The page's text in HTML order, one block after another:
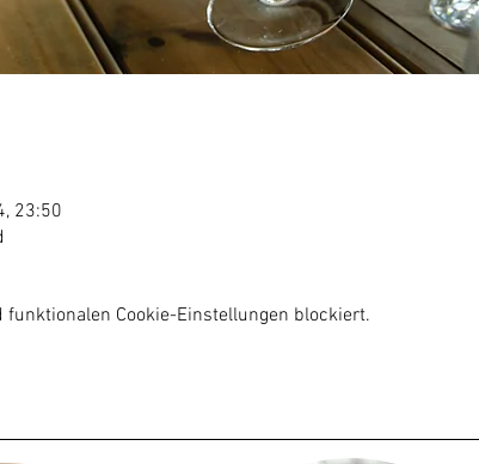
23:50
Cookie-Einstellungen blockiert.